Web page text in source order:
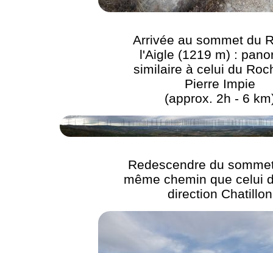
Arrivée au sommet du
l'Aigle (1219 m) :
similaire à celui du
Pierre Impie
(approx. 2h - 6
Redescendre du
même chemin que celui
direction Chatillon